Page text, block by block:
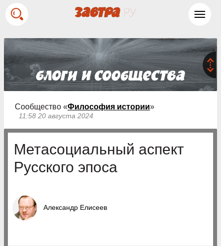
Сообщество «Философия истории»
11:58 20 августа 2024
Метасоциальный аспект
Русского эпоса
Александр Елисеев